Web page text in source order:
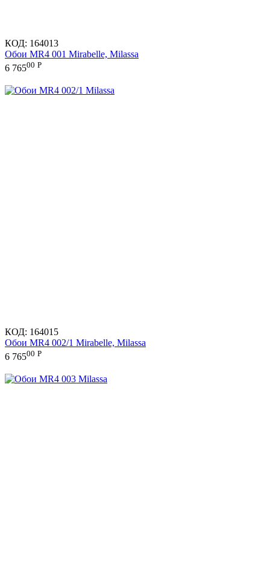
КОД: 164013
Обои MR4 001 Mirabelle, Milassa
6 76500 Р
КОД: 164015
Обои MR4 002/1 Mirabelle, Milassa
6 76500 Р